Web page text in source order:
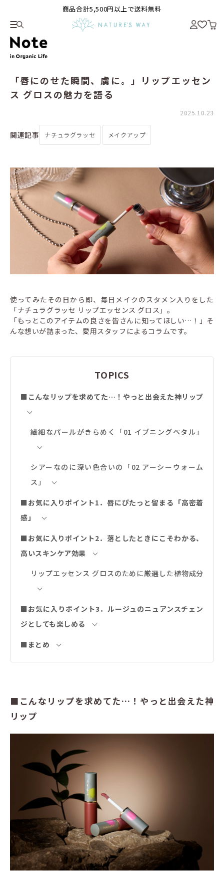
商品合計5,500円以上で送料無料
「唇にのせた瞬間、虜に。」リップエッセン
ス グロスの魅力を語る
2025.10.23
関連記事 ナチュラグラッセ メイクアップ
使ってみたその日から即、毎日メイクのスタメン入りをした
「ナチュラグラッセ リップエッセンス グロス」。
「もっとこのアイテムの良さを皆さんに知ってほしい…！」そ
んな想いが詰まった、愛用スタッフによるコラムです。
TOPICS
■こんなリップを求めてた…！やっと出会えた神リップ
繊細なパールがきらめく「01 イブニングペタル」
シアーなのに深い色合いの「02 アーシーウォーム
ス」
■お気に入りポイント1．唇にぴたっと留まる「高密着
感」
■お気に入りポイント2．落としたときにこそわかる、
高いスキンケア効果
リップエッセンス グロスのために厳選した植物成分
■お気に入りポイント3．ルージュのニュアンスチェン
ジとしても楽しめる
■まとめ
■こんなリップを求めてた…！やっと出会えた神
リップ